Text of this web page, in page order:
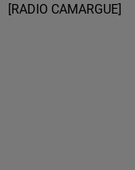
[RADIO CAMARGUE]